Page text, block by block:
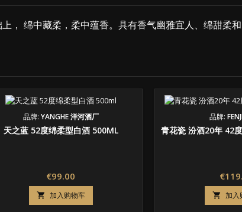
， 绵中藏柔，柔中蕴香。具有香气幽雅宜人、绵甜柔
品牌: YANGHE 洋河酒厂
天之蓝 52度绵柔型白酒 500ML
价
格
€99.00
 加入购物车
品牌:
青花瓷 汾酒20年 42
价
格
 加入